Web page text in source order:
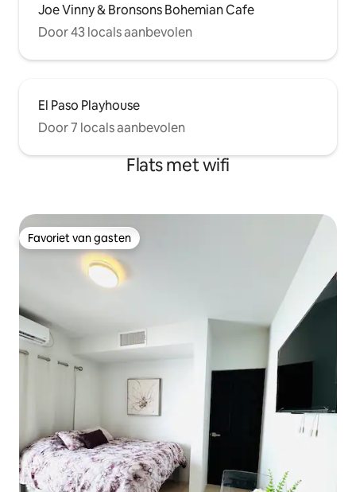
Joe Vinny & Bronsons Bohemian Cafe
Door 43 locals aanbevolen
El Paso Playhouse
Door 7 locals aanbevolen
Flats met wifi
Favoriet van gasten
Favoriet van gasten